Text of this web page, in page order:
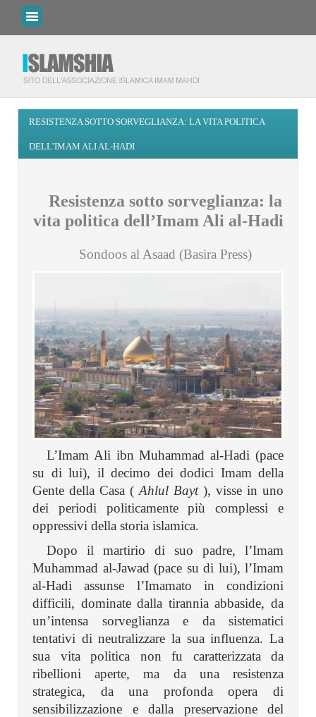
RESISTENZA SOTTO SORVEGLIANZA: LA VITA POLITICA
DELL’IMAM ALI AL-HADI
Resistenza sotto sorveglianza: la
vita politica dell’Imam Ali al-Hadi
Sondoos al Asaad (Basira Press)
L’Imam Ali ibn Muhammad al-Hadi (pace
su di lui), il decimo dei dodici Imam della
Gente della Casa ( Ahlul Bayt), visse in uno
dei periodi politicamente più complessi e
oppressivi della storia islamica.
Dopo il martirio di suo padre, l’Imam
Muhammad al-Jawad (pace su di lui), l’Imam
al-Hadi assunse l’Imamato in condizioni
difficili, dominate dalla tirannia abbaside, da
un’intensa sorveglianza e da sistematici
tentativi di neutralizzare la sua influenza. La
sua vita politica non fu caratterizzata da
ribellioni aperte, ma da una resistenza
strategica, da una profonda opera di
sensibilizzazione e dalla preservazione del